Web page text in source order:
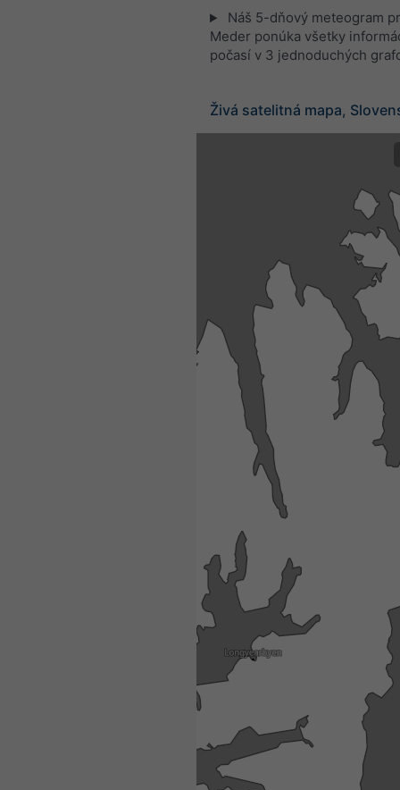
Náš 5-dňový meteogram
Meder ponúka všetky
počasí v 3 jednoduchých
Živá satelitná mapa,